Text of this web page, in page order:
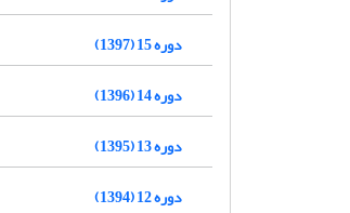
دوره 15 (1397)
دوره 14 (1396)
دوره 13 (1395)
دوره 12 (1394)